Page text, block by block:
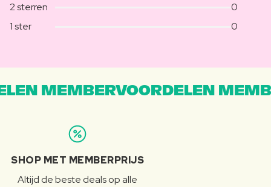
2 sterren
0
1 ster
0
MEMBERVOORDELEN
SHOP MET MEMBERPRIJS
Altijd de beste deals op alle